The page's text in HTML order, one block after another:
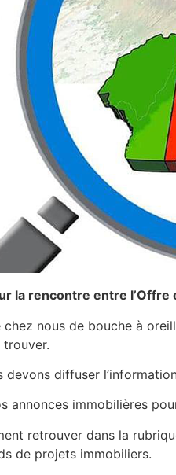
la rencontre entre l’Offre
chez nous de bouche à
devons diffuser
annonces immobilières
retrouver dans la
de projets immobiliers.